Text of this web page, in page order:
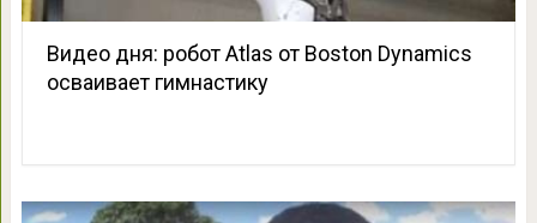
Видео дня: робот Atlas от Boston Dynamics
осваивает гимнастику